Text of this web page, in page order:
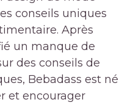
conseils uniques
Après
un manque de
des conseils de
Bebadass est né
et encourager